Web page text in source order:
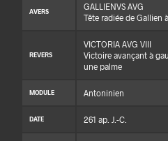
AVERS
GALLIENVS AVG
Tête radiée de Gallien
REVERS
VICTORIA AVG VIII
Victoire avançant à
une palme
MODULE Antoninien
DATE 261 ap. J.-C.